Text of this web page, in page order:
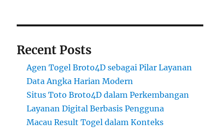
Recent Posts
Agen Togel Broto4D sebagai Pilar Layanan
Data Angka Harian Modern
Situs Toto Broto4D dalam Perkembangan
Layanan Digital Berbasis Pengguna
Macau Result Togel dalam Konteks